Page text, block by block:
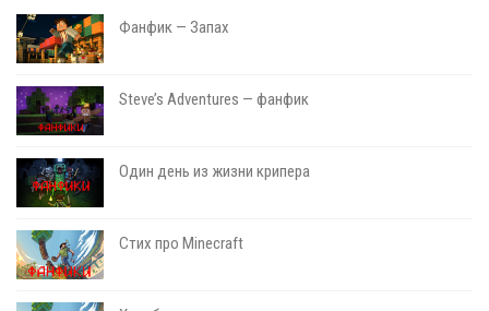
Фанфик — Запах
Steve’s Adventures — фанфик
Один день из жизни крипера
Стих про Minecraft